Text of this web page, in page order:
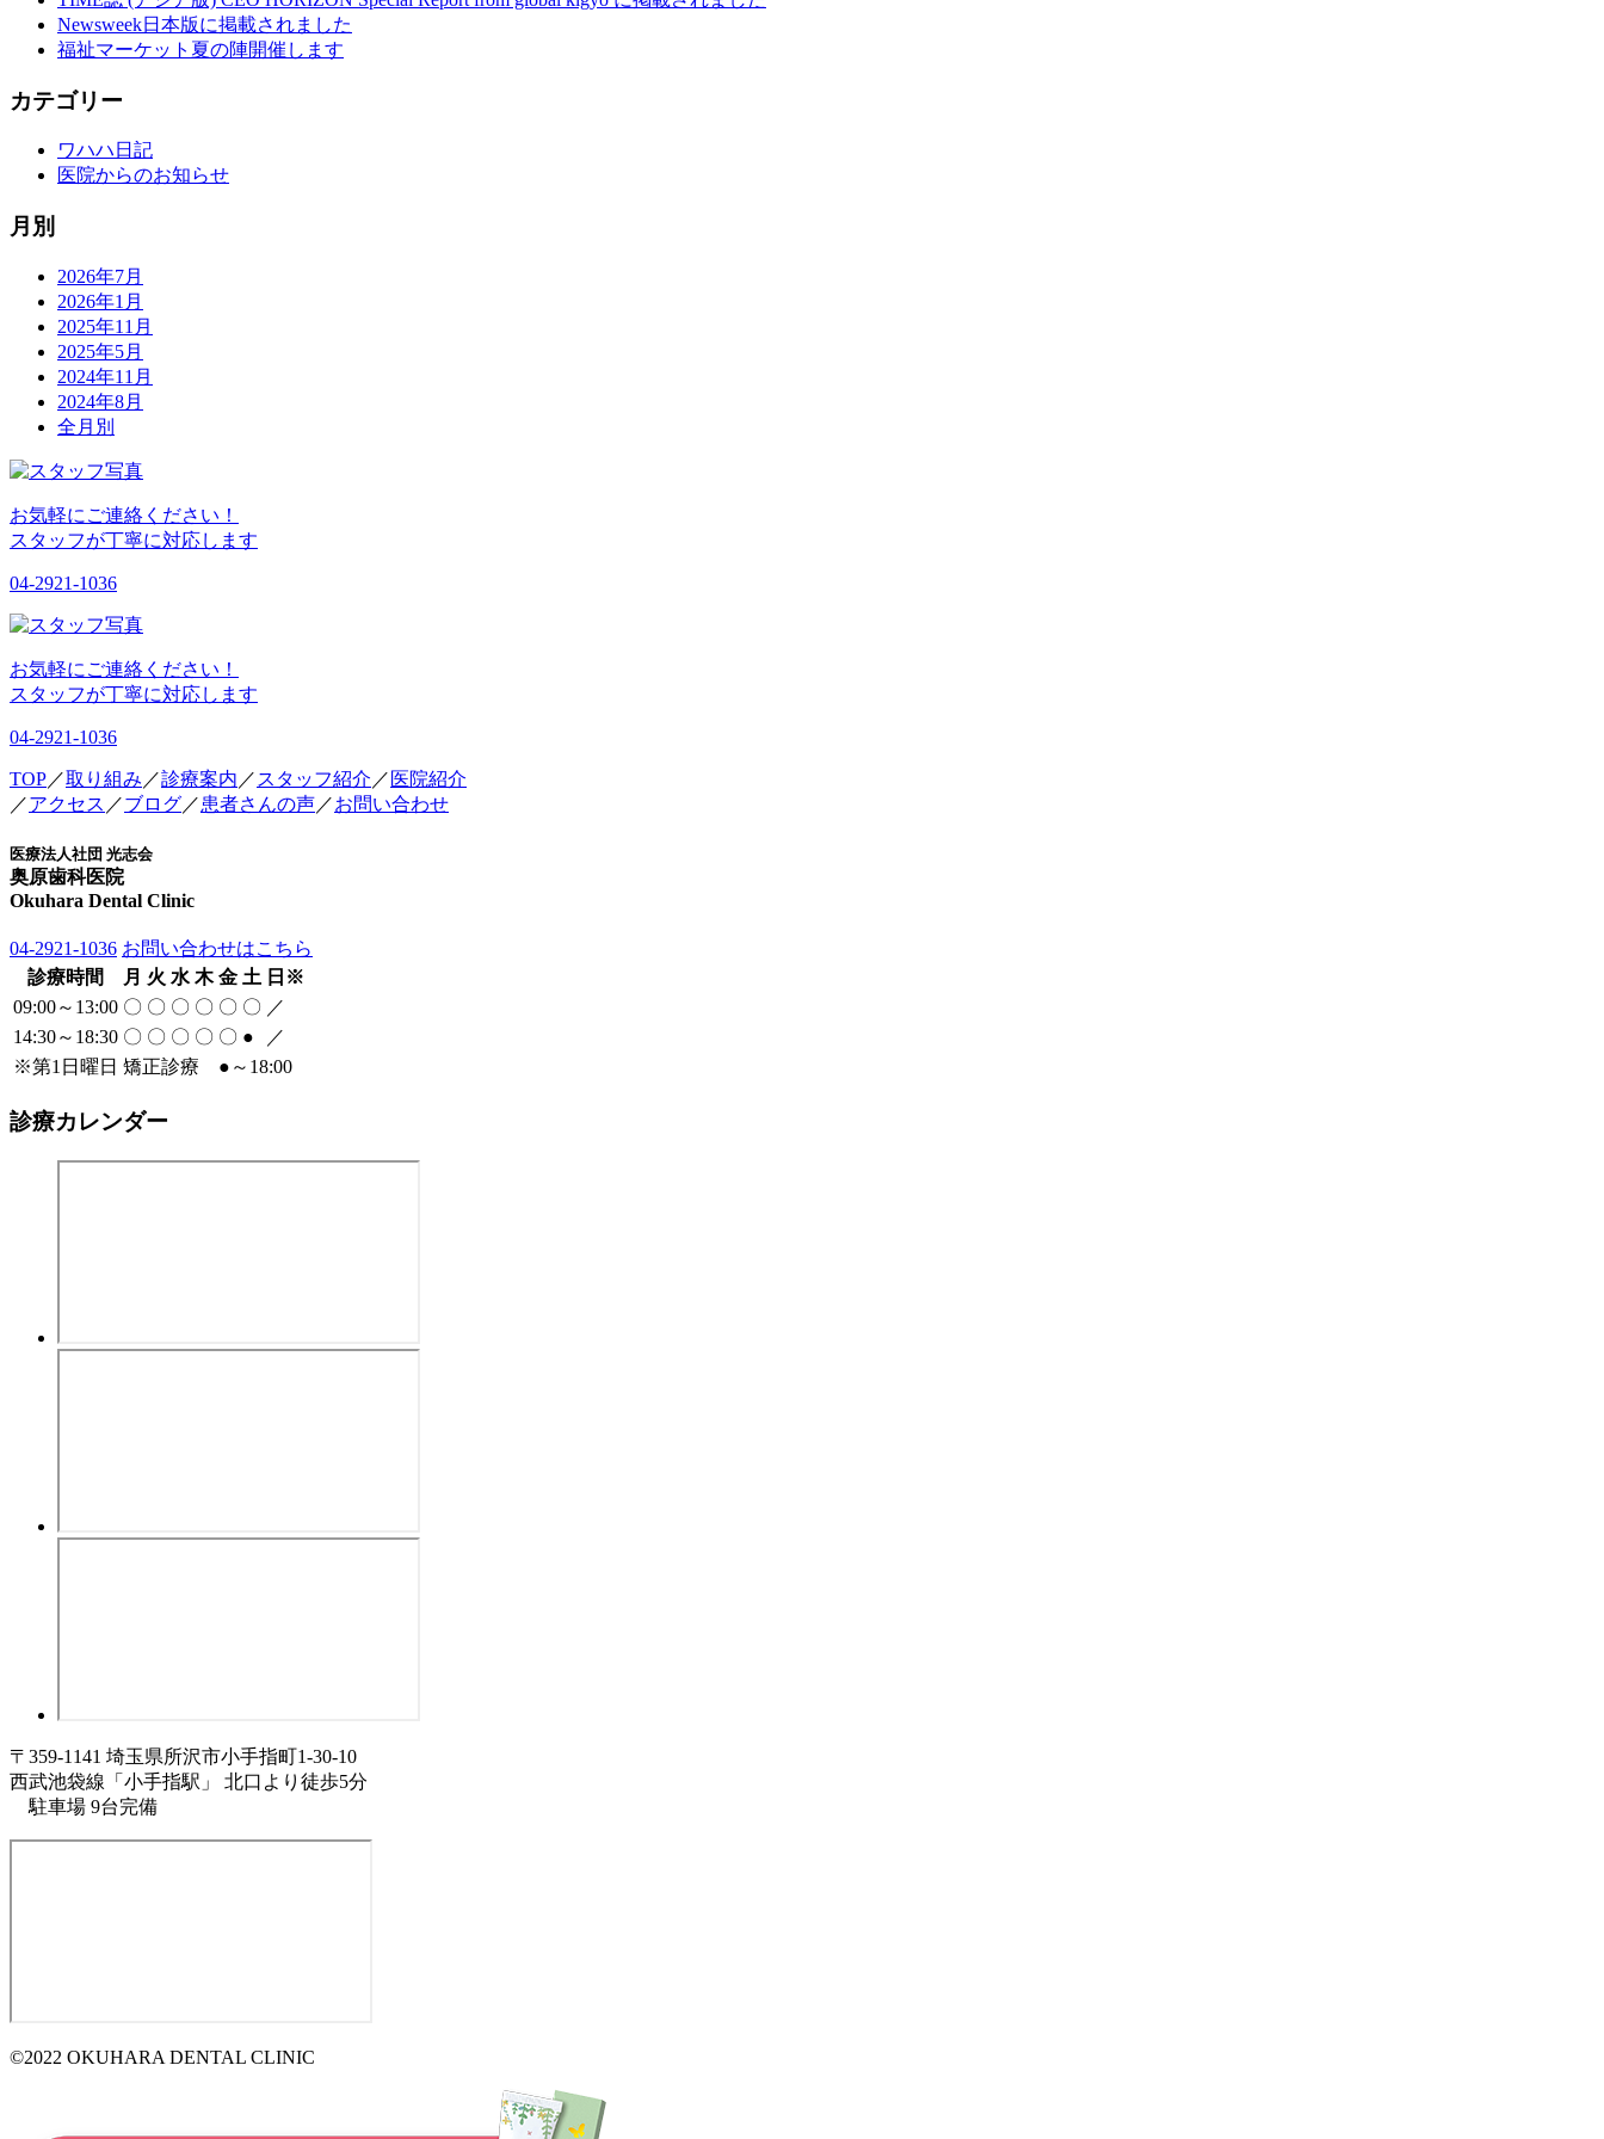
Newsweek日本版に掲載されました
福祉マーケット夏の陣開催します
カテゴリー
ワハハ日記
医院からのお知らせ
月別
2026年7月
2026年1月
2025年11月
2025年5月
2024年11月
2024年8月
全月別
お気軽にご連絡ください！
スタッフが丁寧に対応します
04-2921-1036
お気軽にご連絡ください！
スタッフが丁寧に対応します
04-2921-1036
TOP／取り組み ／診療案内 ／ スタッフ紹介 ／ 医院紹介
／アクセス ／ブログ／患者さんの声／お問い合わせ
医療法人社団 光志会
奥原歯科医院
Okuhara Dental Clinic
04-2921-1036 お問い合わせはこちら
診療時間
月 火 水 木 金 土 日 ※
09:00～13:00 〇 〇 〇 〇 〇 〇 ／
14:30～18:30 〇 〇 〇 〇 〇 ●
／
※第1日曜日 矯正診療 ● ～18:00
診療カレンダー
〒359-1141 埼玉県所沢市小手指町1-30-10
西武池袋線「小手指駅」 北口より徒歩5分
駐車場 9台完備
©2022 OKUHARA DENTAL CLINIC